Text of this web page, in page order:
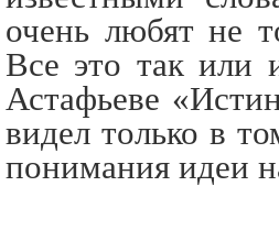
очень любят не
Все это так или
Астафьеве
видел только в
понимания идеи